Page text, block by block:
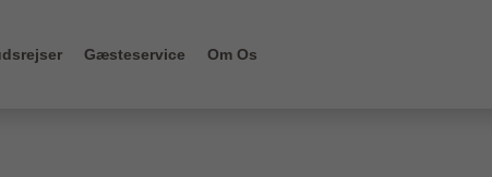
Gæsteservice Om Os